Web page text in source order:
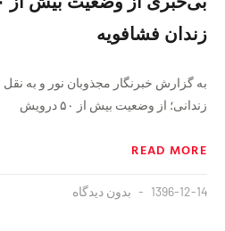
زندان فشافویه
به گزارش خبرنگار مجذوبان نور و به نقل
زندانی؛ از وضعیت بیش از ۵۰ درویش
READ MORE
1396-12-14 بدون دیدگاه